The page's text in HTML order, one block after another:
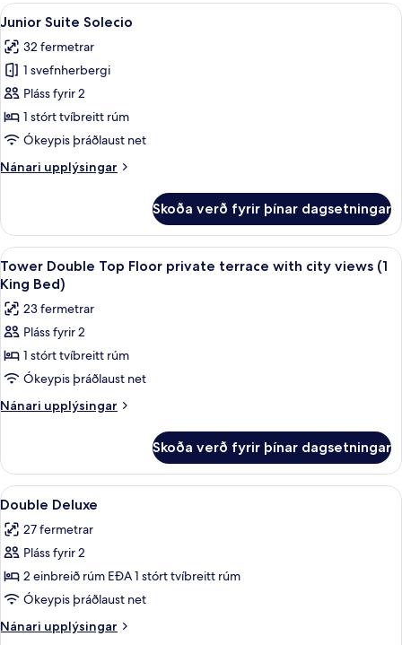
Skoða
allar
myndir
fyrir
Junior
Suite
Solecio
Junior Suite Solecio | Rúmföt úr
4
Junior Suite Solecio
32 fermetrar
1 svefnherbergi
Pláss fyrir 2
1 stórt tvíbreitt rúm
Ókeypis þráðlaust net
Nánari upplýsingar
Nánari
Suite
Solecio
Skoða verð fyrir þínar dagsetningar
Skoða
allar
myndir
fyrir
Tower
Double
Top
Floor
with
city
views
(1
King
Bed)
Rúmföt úr egypskri bómull, rúmföt
10
Tower Double Top Floor private terrace with city views (1
King Bed)
23 fermetrar
Pláss fyrir 2
1 stórt tvíbreitt rúm
Ókeypis þráðlaust net
Nánari upplýsingar
Nánari
Double
Top
Floor
terrace
with
views
(1
Bed)
Skoða verð fyrir þínar dagsetningar
Skoða
allar
myndir
fyrir
Double
Deluxe
Rúmföt úr egypskri bómull, rúmföt
5
Double Deluxe
27 fermetrar
Pláss fyrir 2
2 einbreið rúm EÐA 1 stórt tvíbreitt rúm
Ókeypis þráðlaust net
Nánari upplýsingar
Nánari